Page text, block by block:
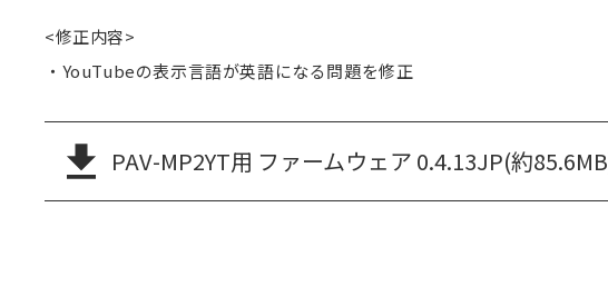
<修正内容>
・YouTubeの表示言語が英語になる問題を修正
PAV-MP2YT用 ファームウェア 0.4.13JP(約